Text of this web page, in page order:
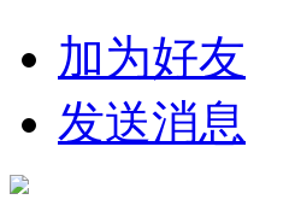
加为好友
发送消息